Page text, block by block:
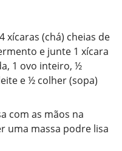
xícaras (chá) cheias de
e junte 1 xícara
1 ovo inteiro, ½
e ½ colher (sopa)
com as mãos na
uma massa podre lisa